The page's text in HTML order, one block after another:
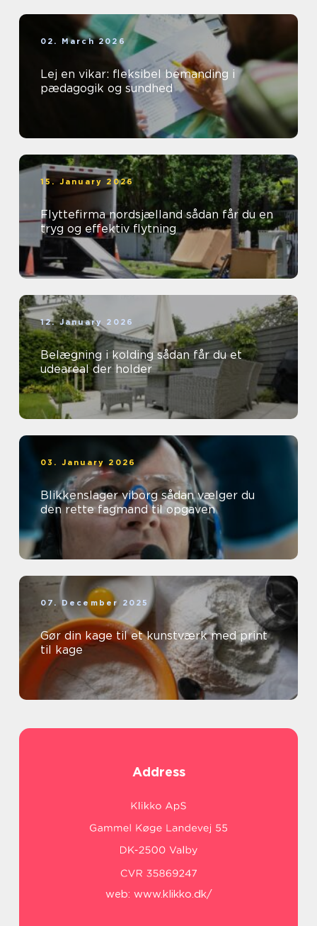
02. March 2026
Lej en vikar: fleksibel bemanding i
pædagogik og sundhed
15. January 2026
Flyttefirma nordsjælland sådan får du en
tryg og effektiv flytning
12. January 2026
Belægning i kolding sådan får du et
udeareal der holder
03. January 2026
Blikkenslager viborg sådan vælger du
den rette fagmand til opgaven
07. December 2025
Gør din kage til et kunstværk med print
til kage
Address
web: www.klikko.dk/